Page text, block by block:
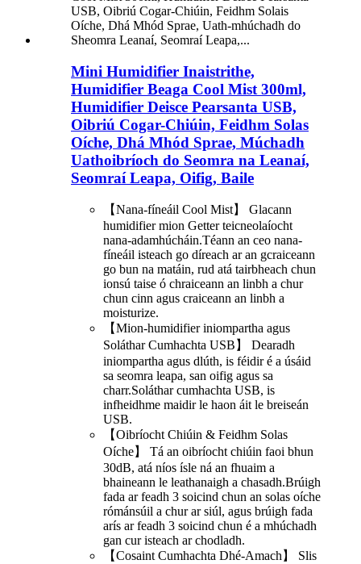
Mini Humidifier Inaistrithe,
Humidifier Beaga Cool Mist 300ml,
Humidifier Deisce Pearsanta USB,
Oibriú Cogar-Chiúin, Feidhm Solas
Oíche, Dhá Mhód Sprae, Múchadh
Uathoibríoch do Seomra na Leanaí,
Seomraí Leapa, Oifig, Baile
【Nana-fíneáil Cool Mist】 Glacann
humidifier mion Getter teicneolaíocht
nana-adamhúcháin.Téann an ceo nana-
fíneáil isteach go díreach ar an gcraiceann
go bun na matáin, rud atá tairbheach chun
ionsú taise ó chraiceann an linbh a chur
chun cinn agus craiceann an linbh a
moisturize.
【Mion-humidifier iniompartha agus
Soláthar Cumhachta USB】 Dearadh
iniompartha agus dlúth, is féidir é a úsáid
sa seomra leapa, san oifig agus sa
charr.Soláthar cumhachta USB, is
infheidhme maidir le haon áit le breiseán
USB.
【Oibríocht Chiúin & Feidhm Solas
Oíche】 Tá an oibríocht chiúin faoi bhun
30dB, atá níos ísle ná an fhuaim a
bhaineann le leathanaigh a chasadh.Brúigh
fada ar feadh 3 soicind chun an solas oíche
rómánsúil a chur ar siúl, agus brúigh fada
arís ar feadh 3 soicind chun é a mhúchadh
gan cur isteach ar chodladh.
【Cosaint Cumhachta Dhé-Amach】 Slis